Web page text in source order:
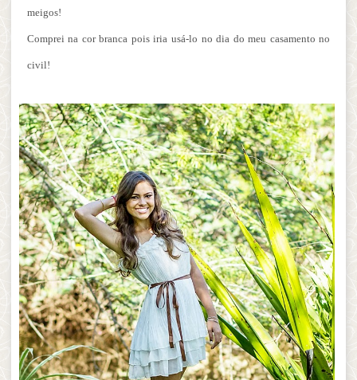
meigos!
Comprei na cor branca pois iria usá-lo no dia do meu casamento no
civil!